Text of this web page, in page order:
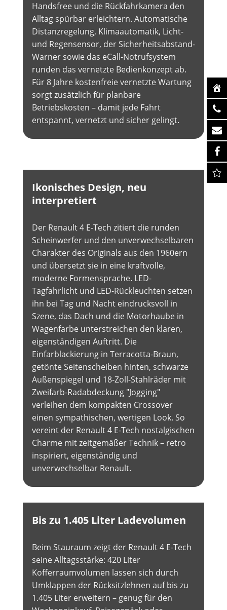
Handsfree und die Rückfahrkamera den
Alltag spürbar erleichtern. Automatische
Distanzregelung, Klimaautomatik, Licht-
und Regensensor, der Sicherheitsabstand-
Warner sowie das eCall-Notrufsystem
runden das vernetzte Bedienkonzept ab.
Für 8 Jahre kostenfreie vernetzte Wartung
sorgt zusätzlich für planbare
Betriebskosten – damit jede Fahrt
entspannt, vernetzt und sicher gelingt.
Ikonisches Design, neu
interpretiert
Der Renault 4 E-Tech zitiert die runden
Scheinwerfer und den unverwechselbaren
Charakter des Originals aus den 1960ern
und übersetzt sie in eine kraftvolle,
moderne Formensprache. LED-
Tagfahrlicht und LED-Rückleuchten setzen
ihn bei Tag und Nacht eindrucksvoll in
Szene, das Dach und die Motorhaube in
Wagenfarbe unterstreichen den klaren,
eigenständigen Auftritt. Die
Einfarblackierung in Terracotta-Braun,
getönte Seitenscheiben hinten, schwarze
Außenspiegel und 18-Zoll-Stahlräder mit
Zweifarb-Radabdeckung "Jogging"
verleihen dem kompakten Crossover
einen sympathischen, wertigen Look. So
vereint der Renault 4 E-Tech nostalgischen
Charme mit zeitgemäßer Technik – retro
inspiriert, eigenständig und
unverwechselbar Renault.
Bis zu 1.405 Liter Ladevolumen
Beim Stauraum zeigt der Renault 4 E-Tech
seine Alltagsstärke: 420 Liter
Kofferraumvolumen lassen sich durch
Umklappen der Rücksitzlehnen auf bis zu
1.405 Liter erweitern – genug für den